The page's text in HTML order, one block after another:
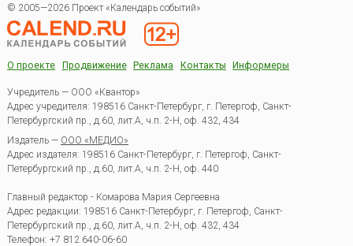
© 2005—2026 Проект «Календарь событий»
О проекте Продвижение Реклама Контакты Информеры
Учредитель — ООО «Квантор»
Адрес учредителя: 198516 Санкт-Петербург, г. Петергоф, Санкт-
Петербургский пр., д.60, лит.А, ч.п. 2-Н, оф. 432, 434
Издатель — ООО «МЕДИО»
Адрес издателя: 198516 Санкт-Петербург, г. Петергоф, Санкт-
Петербургский пр., д.60, лит.А, ч.п. 2-Н, оф. 440
Главный редактор - Комарова Мария Сергеевна
Адрес редакции: 198516 Санкт-Петербург, г. Петергоф, Санкт-
Петербургский пр., д.60, лит.А, ч.п. 2-Н, оф. 432, 434
Телефон: +7 812 640-06-60